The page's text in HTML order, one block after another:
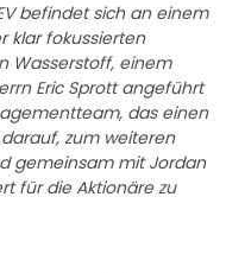
befindet sich an einem
klar fokussierten
Wasserstoff, einem
Eric Sprott angeführt
das einen
zum weiteren
gemeinsam mit Jordan
für die Aktionäre zu